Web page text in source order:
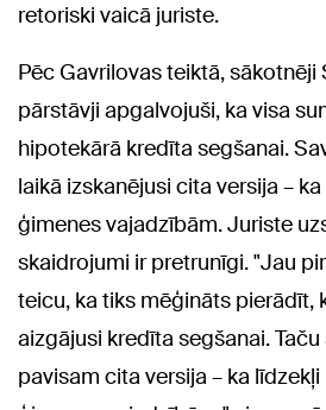
retoriski vaicā juriste.
Pēc Gavrilovas teiktā, sākotnēji
pārstāvji apgalvojuši, ka visa
hipotekārā kredīta segšanai.
laikā izskanējusi cita versija –
ģimenes vajadzībām. Juriste
skaidrojumi ir pretrunīgi. "Jau
teicu, ka tiks mēģināts pierādīt,
aizgājusi kredīta segšanai.
pavisam cita versija – ka